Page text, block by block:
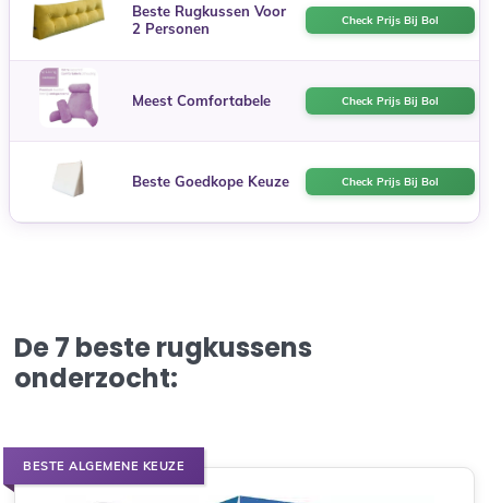
Beste Rugkussen Voor
2 Personen
Check Prijs Bij Bol
Meest Comfortabele Check Prijs Bij Bol
Beste Goedkope Keuze Check Prijs Bij Bol
De 7 beste rugkussens
onderzocht:
BESTE ALGEMENE KEUZE